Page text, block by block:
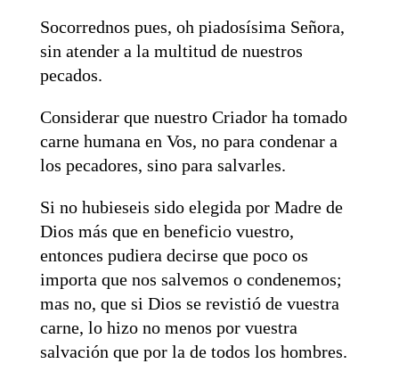
Socorrednos pues, oh piadosísima Señora,
sin atender a la multitud de nuestros
pecados.
Considerar que nuestro Criador ha tomado
carne humana en Vos, no para condenar a
los pecadores, sino para salvarles.
Si no hubieseis sido elegida por Madre de
Dios más que en beneficio vuestro,
entonces pudiera decirse que poco os
importa que nos salvemos o condenemos;
mas no, que si Dios se revistió de vuestra
carne, lo hizo no menos por vuestra
salvación que por la de todos los hombres.